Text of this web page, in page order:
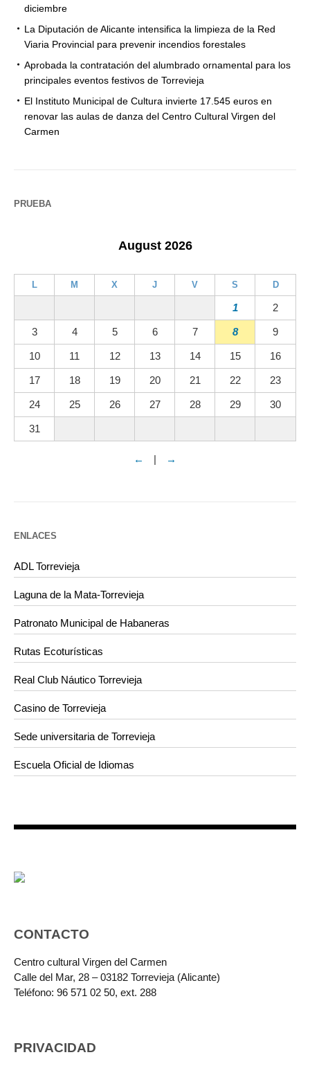
diciembre
La Diputación de Alicante intensifica la limpieza de la Red
Viaria Provincial para prevenir incendios forestales
Aprobada la contratación del alumbrado ornamental para los
principales eventos festivos de Torrevieja
El Instituto Municipal de Cultura invierte 17.545 euros en
renovar las aulas de danza del Centro Cultural Virgen del
Carmen
PRUEBA
August 2026
L M X J V S D
1 2
3 4 5 6 7 8 9
10 11 12 13 14 15 16
17 18 19 20 21 22 23
24 25 26 27 28 29 30
31
← | →
ENLACES
ADL Torrevieja
Laguna de la Mata-Torrevieja
Patronato Municipal de Habaneras
Rutas Ecoturísticas
Real Club Náutico Torrevieja
Casino de Torrevieja
Sede universitaria de Torrevieja
Escuela Oficial de Idiomas
CONTACTO
Centro cultural Virgen del Carmen
Calle del Mar, 28 – 03182 Torrevieja (Alicante)
Teléfono: 96 571 02 50, ext. 288
PRIVACIDAD